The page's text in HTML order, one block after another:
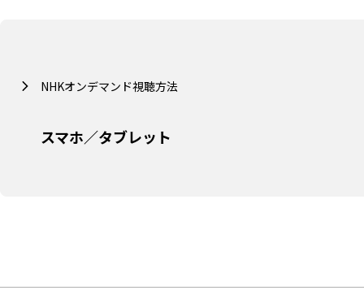
NHKオンデマンド視聴方法
スマホ／タブレット